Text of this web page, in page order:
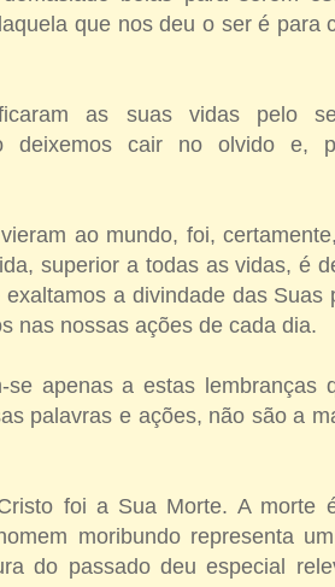
que nos deu o ser é para
as suas vidas pelo
deixemos cair no olvido e,
ao mundo, foi,
superior a todas as vidas, é
a divindade das Suas
nas nossas ações de cada dia.
se apenas a estas lembranças
palavras e ações, não são a
foi a Sua Morte. A morte
moribundo representa
do passado deu especial